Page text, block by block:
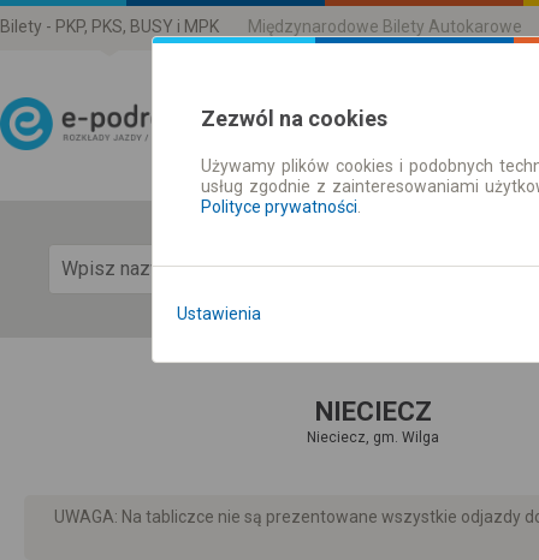
Bilety - PKP, PKS, BUSY i MPK Międzynarodowe Bilety Autokarowe
Rozkład Jazdy | Bilety
NIECIECZ
Nieciecz, gm. Wilga
UWAGA: Na tabliczce nie są prezentowane wszystkie odjazdy
Zezwól na cookies
Używamy plików cookies i podobnych
usług zgodnie z zainteresowaniami
Polityce prywatności
Ustawienia